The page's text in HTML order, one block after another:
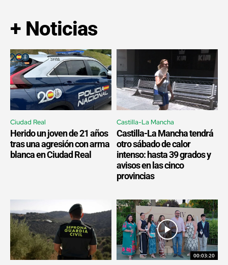
+ Noticias
Ciudad Real
Herido un joven de 21 años
tras una agresión con arma
blanca en Ciudad Real
Castilla-La Mancha
Castilla-La Mancha tendrá
otro sábado de calor
intenso: hasta 39 grados y
avisos en las cinco
provincias
00:03:20